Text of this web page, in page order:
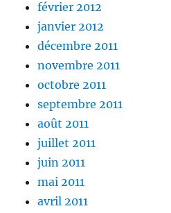
février 2012
janvier 2012
décembre 2011
novembre 2011
octobre 2011
septembre 2011
août 2011
juillet 2011
juin 2011
mai 2011
avril 2011